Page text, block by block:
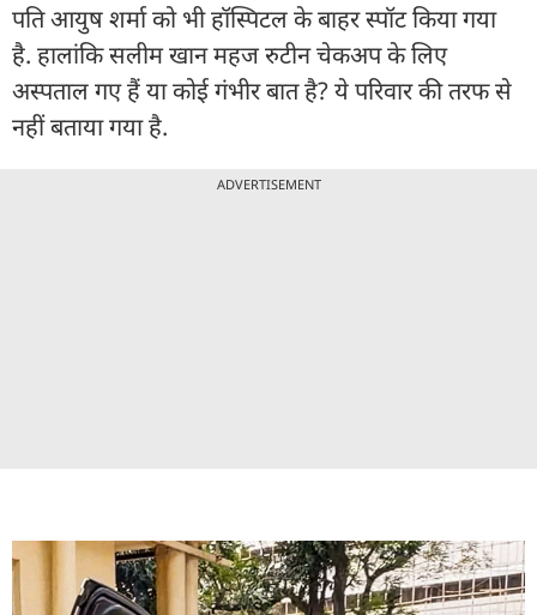
पति आयुष शर्मा को भी हॉस्पिटल के बाहर स्पॉट किया गया
है. हालांकि सलीम खान महज रुटीन चेकअप के ल‍िए
अस्पताल गए हैं या कोई गंभीर बात है? ये परिवार की तरफ से
नहीं बताया गया है.
ADVERTISEMENT